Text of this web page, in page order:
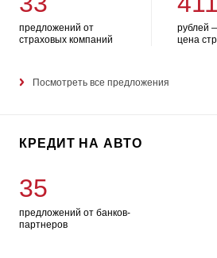
предложений от
страховых компаний
рублей
цена
Посмотреть все предложения
КРЕДИТ НА АВТО
35
предложений от банков-
партнеров